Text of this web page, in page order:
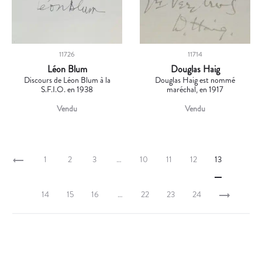
11726
Léon Blum
Discours de Léon Blum à la
S.F.I.O. en 1938
Vendu
11714
Douglas Haig
Douglas Haig est nommé
maréchal, en 1917
Vendu
1 2 3 … 10 11 12 13
14 15 16 … 22 23 24